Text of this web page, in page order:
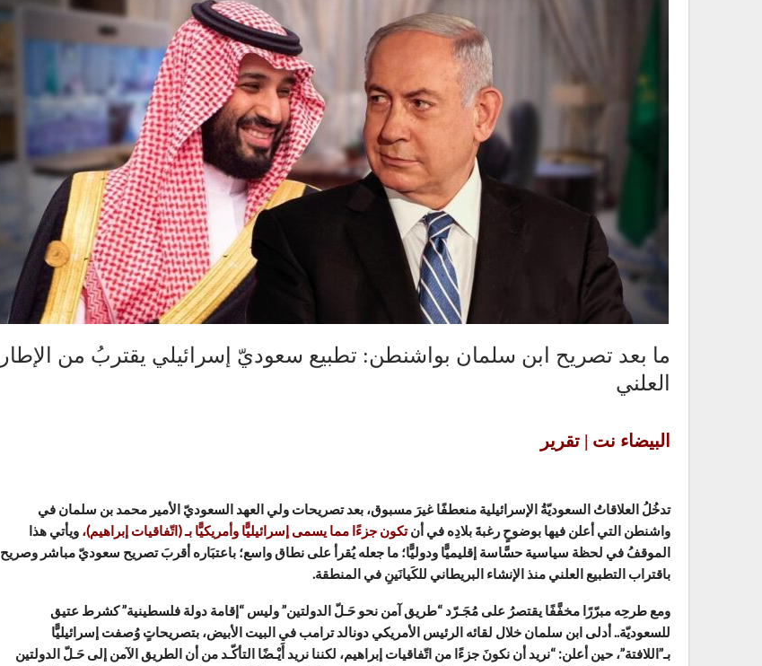
ما بعد تصريح ابن سلمان بواشنطن: تطبيع سعوديّ إسرائيلي يقتربُ من الإطار
العلني
البيضاء نت | تقرير
تدخُلُ العلاقاتُ السعوديّةُ الإسرائيلية منعطفًا غيرَ مسبوق، بعد تصريحات ولي العهد السعوديّ الأمير محمد بن سلمان في
واشنطن التي أعلن فيها بوضوحٍ رغبةَ بلادِه في أنتكون جزءًا مما يسمى إسرائيليًّا وأمريكيًّا بـ (اتّفاقيات إبراهيم)، ويأتي هذا
الموقفُ في لحظة سياسية حسَّاسة إقليميًّا ودوليًّا؛ ما جعله يُقرأ على نطاق واسع؛ باعتبَاره أقربَ تصريح سعوديّ مباشر وصريح
باقتراب التطبيع العلني منذ الإنشاء البريطاني للكَيانَينِ في المنطقة.
ومع طرحِه مبرّرًا مخفَّفًا يقتصرُ على مُجَـرّد “طريق آمن نحو حَـلّ الدولتين” وليس “إقامة دولة فلسطينية” كشرط عتيق
للسعوديّة.. أدلى ابن سلمان خلال لقائه الرئيس الأمريكي دونالد ترامب في البيت الأبيض، بتصريحاتٍ وُصفت إسرائيليًّا
بـ”اللافتة”، حين أعلن: “نريد أن نكونَ جزءًا من اتّفاقيات إبراهيم، لكننا نريد أَيْـضًا التأكّـد من أن الطريق الآمن إلى حَـلّ الدولتين